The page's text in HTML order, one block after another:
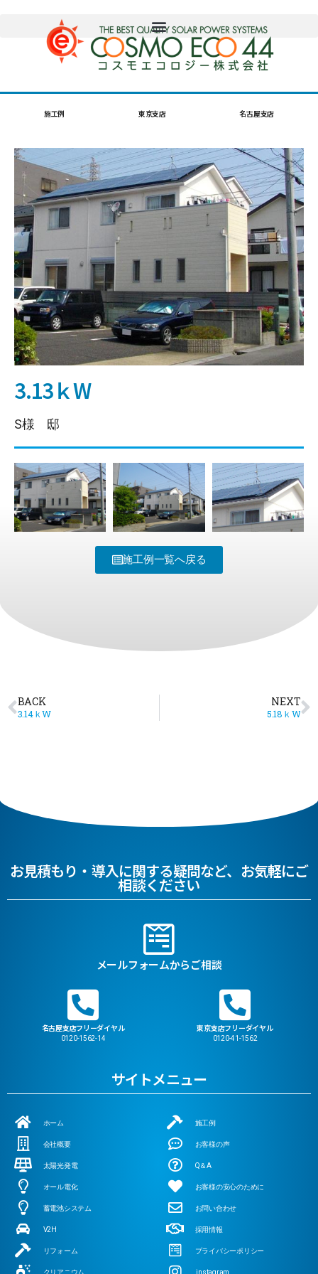
施工例 東京支店 名古屋支店
3.13ｋW
S様 邸
施工例一覧へ戻る
BACK
3.14ｋW
NEXT
5.18ｋW
お見積もり・導入に関する疑問など、お気軽にご
相談ください
メールフォームからご相談
名古屋支店フリーダイヤル
0120-1562-14
東京支店フリーダイヤル
0120-41-1562
サイトメニュー
ホーム
会社概要
太陽光発電
オール電化
蓄電池システム
V2H
リフォーム
クリアニウム
施工例
お客様の声
Q＆A
お客様の安心のために
お問い合わせ
採用情報
プライバシーポリシー
instagram